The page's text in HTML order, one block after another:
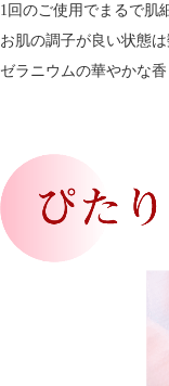
1回のご使用でまるで肌
お肌の調子が良い状態は
ゼラニウムの華やかな